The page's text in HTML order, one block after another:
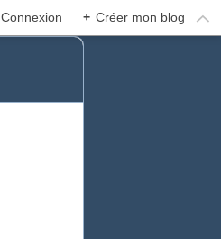
Connexion + Créer mon blog